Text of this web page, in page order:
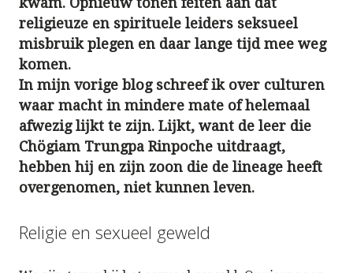
religieuze en spirituele leiders seksueel
misbruik plegen en daar lange tijd mee weg
komen.
In mijn vorige blog schreef ik over culturen
waar macht in mindere mate of helemaal
afwezig lijkt te zijn. Lijkt, want de leer die
Chögiam Trungpa Rinpoche uitdraagt,
hebben hij en zijn zoon die de lineage heeft
overgenomen, niet kunnen leven.
Religie en sexueel geweld